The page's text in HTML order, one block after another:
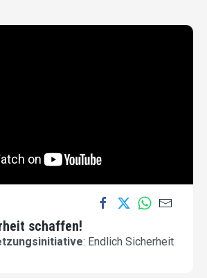
schaffen!
: Endlich Sicherheit